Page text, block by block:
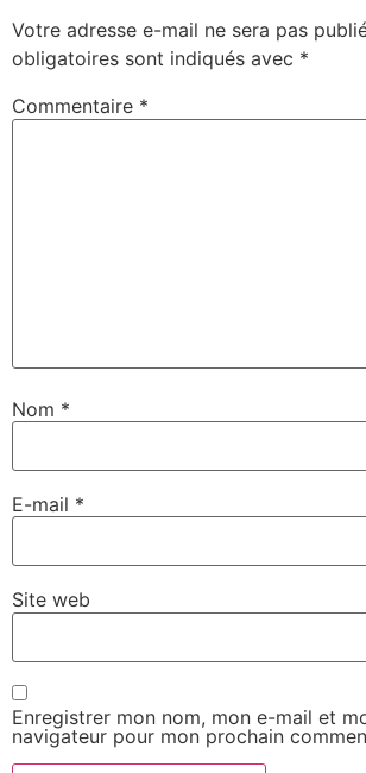
Votre adresse e-mail ne sera pas
obligatoires sont indiqués avec *
Commentaire *
Nom *
E-mail *
Site web
Enregistrer mon nom, mon e-mail et
navigateur pour mon prochain